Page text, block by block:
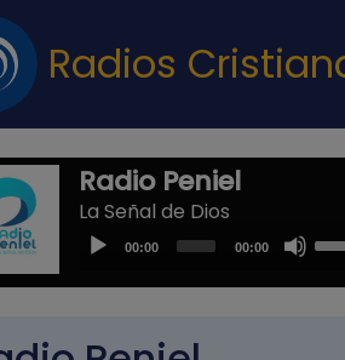
Radios
Radio Peniel
La Señal de Dios
Audio00:00 00:00